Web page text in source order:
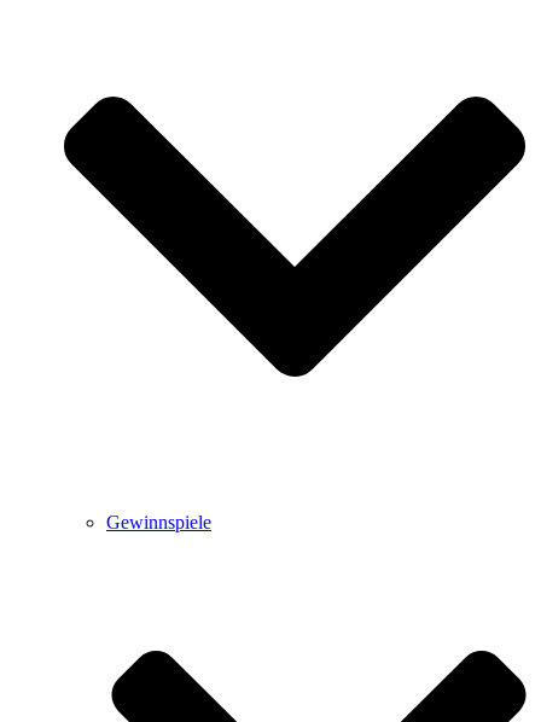
Gewinnspiele